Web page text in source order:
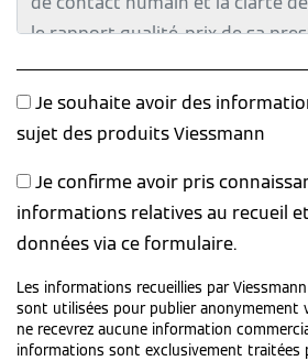
Je souhaite avoir des
sujet des produits Viessmann
Je confirme avoir pris
informations relatives au recueil
données via ce formulaire.
Les informations recueillies par
sont utilisées pour publier anonymement
ne recevrez aucune information
informations sont exclusivement traitées